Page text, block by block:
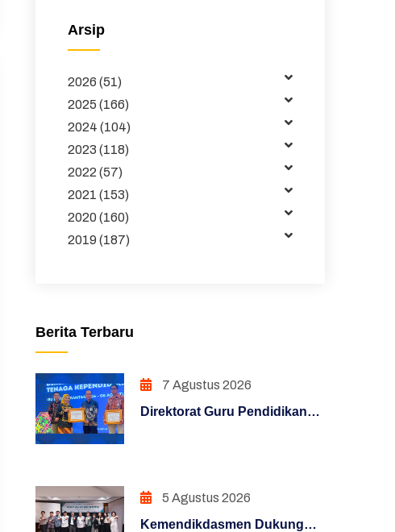
Buku dan Jurnal
Kemitraan
Tata Kelola
Publikasi
Pembelajaran
Maklumat
Pendidikan Dasar
Hasil Survei Siazik
Manajemen Perubahan
Penguatan Sistem Akuntabilitas
Kerja
Arsip
2026 (51)
2025 (166)
2024 (104)
2023 (118)
2022 (57)
2021 (153)
2020 (160)
2019 (187)
Berita Terbaru
7 Agustus 2026
Direktorat Guru Pendidikan
Mengajar"
5 Agustus 2026
Kemendikdasmen Dukung